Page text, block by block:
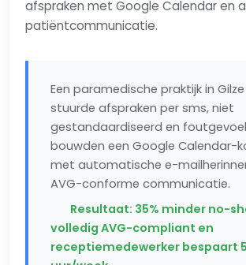
afspraken met Google Calendar en
patiëntcommunicatie.
Een paramedische praktijk in Gilze
stuurde afspraken per sms, niet
gestandaardiseerd en
bouwden een Google Calendar-
met automatische e-
AVG-conforme communicatie.
Resultaat: 35% minder no-
volledig AVG-compliant en
receptiemedewerker bespaart 5